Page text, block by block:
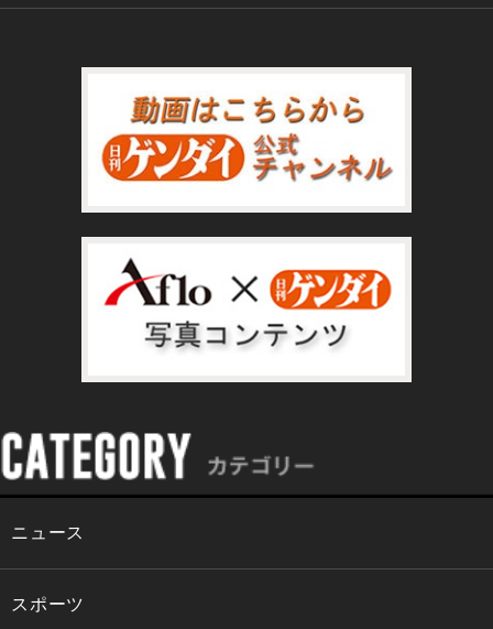
ニュース
スポーツ